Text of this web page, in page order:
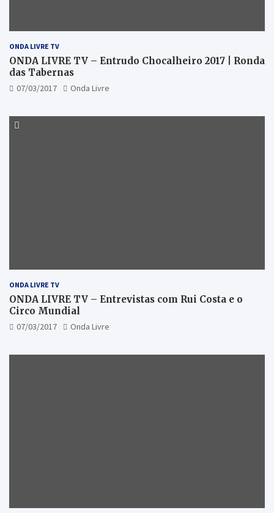
ONDA LIVRE TV
ONDA LIVRE TV – Entrudo Chocalheiro 2017 | Ronda
das Tabernas
07/03/2017 Onda Livre
ONDA LIVRE TV
ONDA LIVRE TV – Entrevistas com Rui Costa e o
Circo Mundial
07/03/2017 Onda Livre